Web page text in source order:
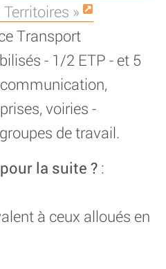
»
Transport
- 1/2 ETP - et 5
voiries -
de travail.
la suite ? :
à ceux alloués en